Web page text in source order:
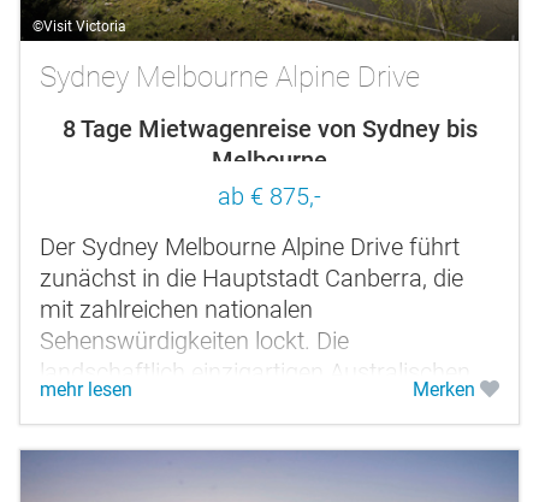
©Visit Victoria
Sydney Melbourne Alpine Drive
8 Tage Mietwagenreise von Sydney bis
Melbourne
ab € 875,-
Der Sydney Melbourne Alpine Drive führt
zunächst in die Hauptstadt Canberra, die
mit zahlreichen nationalen
Sehenswürdigkeiten lockt. Die
landschaftlich einzigartigen Australischen
Alpen, das malerische Bright im Victoria
High Country...
mehr lesen Merken